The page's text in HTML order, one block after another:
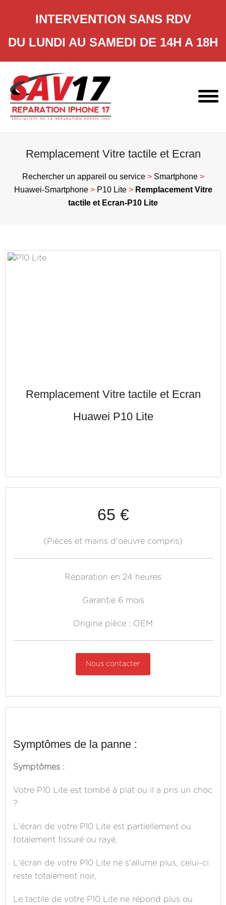
INTERVENTION SANS RDV
DU LUNDI AU SAMEDI DE 14H A 18H
content
Remplacement Vitre tactile et Ecran
Rechercher un appareil ou service> Smartphone>
Huawei-Smartphone> P10 Lite> Remplacement Vitre
tactile et Ecran-P10 Lite
Remplacement Vitre tactile et Ecran
Huawei P10 Lite
65 €
(Pièces et mains d'oeuvre compris)
Réparation en 24 heures
Garantie 6 mois
Origine pièce : OEM
Nous contacter
Symptômes de la panne :
Symptômes :
Votre P10 Lite est tombé à plat ou il a pris un choc
?
L'écran de votre P10 Lite est partiellement ou
totalement fissuré ou rayé,
L'écran de votre P10 Lite ne s'allume plus, celui-ci
reste totalement noir,
Le tactile de votre P10 Lite ne répond plus ou